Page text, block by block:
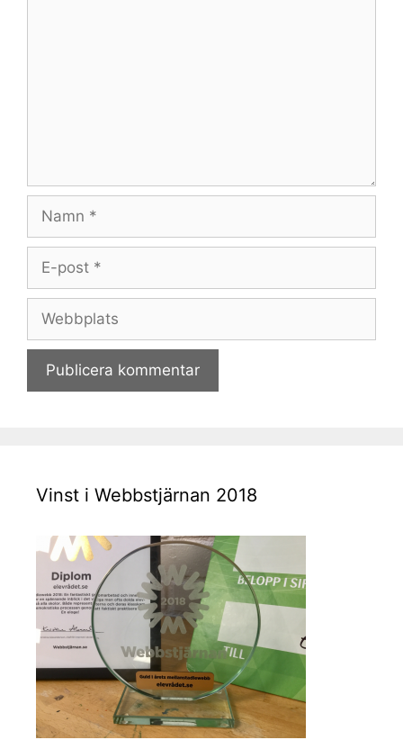
Namn
Webbplats
Vinst i Webbstjärnan 2018